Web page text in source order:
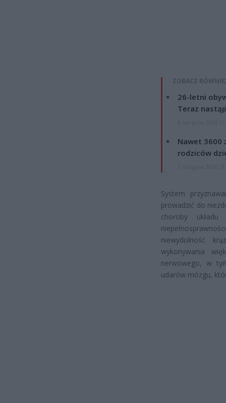
ZOBACZ
26-letni
Teraz
Nawet 3600
rodziców
System
prowadzić do
choroby
niewydolność
wykonywania
nerwowego, w
udarów mózgu,